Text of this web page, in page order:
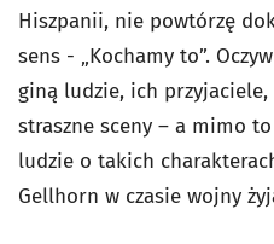
Hiszpanii, nie powtórzę
sens - „Kochamy to”.
giną ludzie, ich
straszne sceny – a mimo
ludzie o takich
Gellhorn w czasie wojny